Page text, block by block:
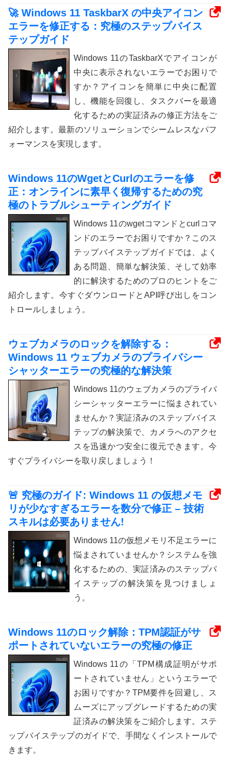
🚀 Windows 11 TaskbarX の中央アイコン
エラーを修正する：究極のステップバイス
テップガイド
Windows 11のTaskbarXでアイコンが
中央に表示されないエラーでお困りで
すか？アイコンを簡単に中央に配置
し、機能を回復し、タスクバーを最適
化するための実証済みの修正方法をご
紹介します。最新のソリューションでシームレスなパフ
ォーマンスを実現します。
Windows 11のWgetとCurlのエラーを修
正：オンラインに素早く復帰するための究
極のトラブルシューティングガイド
Windows 11のwgetコマンドとcurlコマ
ンドのエラーでお困りですか？このス
テップバイステップガイドでは、よく
ある問題、簡単な解決策、そして効率
的に解決するためのプロのヒントをご
紹介します。今すぐダウンロードとAPI呼び出しをコン
トロールしましょう。
ウェブカメラのロックを解除する：
Windows 11 ウェブカメラのプライバシー
シャッターエラーの究極的な解決策
Windows 11のウェブカメラのプライバ
シーシャッターエラーに悩まされてい
ませんか？実証済みのステップバイス
テップの解決策で、カメラへのアクセ
スを迅速かつ安全に復元できます。今
すぐプライバシーを取り戻しましょう！
🚨 究極のガイド: Windows 11 の仮想メモ
リが少なすぎるエラーを数分で修正 – 技術
スキルは必要ありません!
Windows 11の仮想メモリ不足エラーに
悩まされていませんか？システムを強
化するための、実証済みのステップバ
イステップの解決策を見つけましょ
う。
Windows 11のロック解除：TPM認証がサ
ポートされていないエラーの究極の修正
Windows 11の「TPM構成証明がサポ
ートされていません」というエラーで
お困りですか？TPM要件を回避し、ス
ムーズにアップグレードするための実
証済みの解決策をご紹介します。ステ
ップバイステップのガイドで、手間なくインストールで
きます。